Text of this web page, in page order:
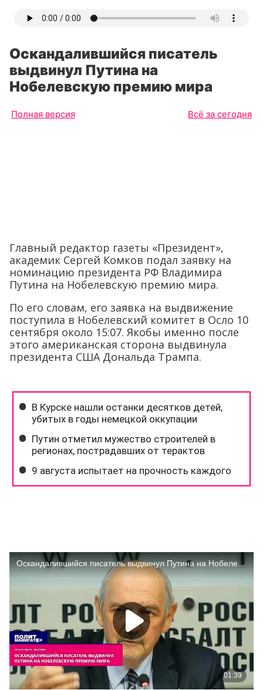
Оскандалившийся писатель
выдвинул Путина на
Нобелевскую премию мира
Полная версия Всё за сегодня
Главный редактор газеты «Президент»,
академик Сергей Комков подал заявку на
номинацию президента РФ Владимира
Путина на Нобелевскую премию мира.
По его словам, его заявка на выдвижение
поступила в Нобелевский комитет в Осло 10
сентября около 15:07. Якобы именно после
этого американская сторона выдвинула
президента США Дональда Трампа.